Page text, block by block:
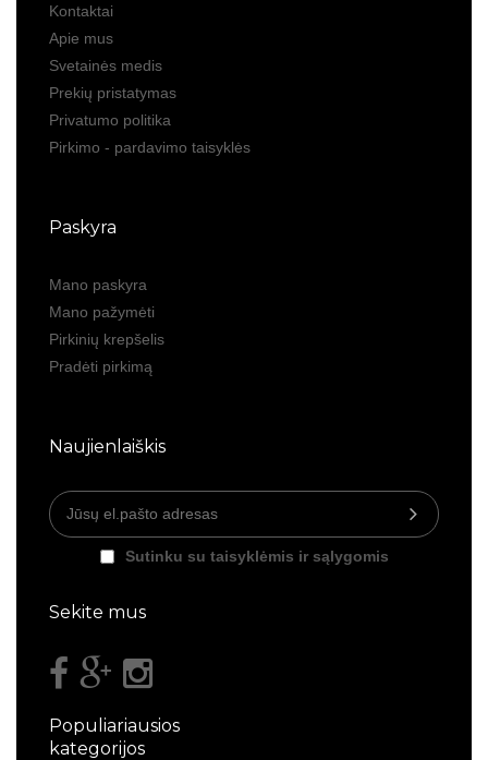
Kontaktai
Apie mus
Svetainės medis
Prekių pristatymas
Privatumo politika
Pirkimo - pardavimo taisyklės
Paskyra
Mano paskyra
Mano pažymėti
Pirkinių krepšelis
Pradėti pirkimą
Naujienlaiškis
Sutinku su taisyklėmis ir sąlygomis
Sekite mus
Populiariausios
kategorijos